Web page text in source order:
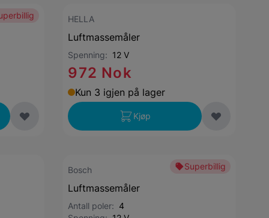
HELLA
Luftmassemåler
Spenning: 12 V
972 Nok
Kun 3 igjen på lager
Kjøp
Superbillig
Bosch
Luftmassemåler
Antall poler: 4